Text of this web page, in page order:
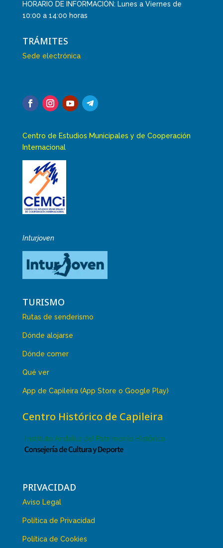
HORARIO DE INFORMACIÓN: Lunes a Viernes de
10:00 a 14:00 horas
TRÁMITES
Sede electrónica
Centro de Estudios Municipales y de Cooperación
Internacional
Inturjoven
TURISMO
Rutas de senderismo
Dónde alojarse
Dónde comer
Qué ver
App de Capileira (App Store o Google Play)
Centro Histórico de Capileira
PRIVACIDAD
Aviso Legal
Política de Privacidad
Política de Cookies